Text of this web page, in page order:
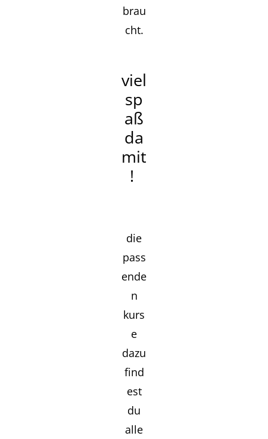
brau
cht.
viel
sp
aß
da
mit
!
die
pass
ende
n
kurs
e
dazu
find
est
du
alle